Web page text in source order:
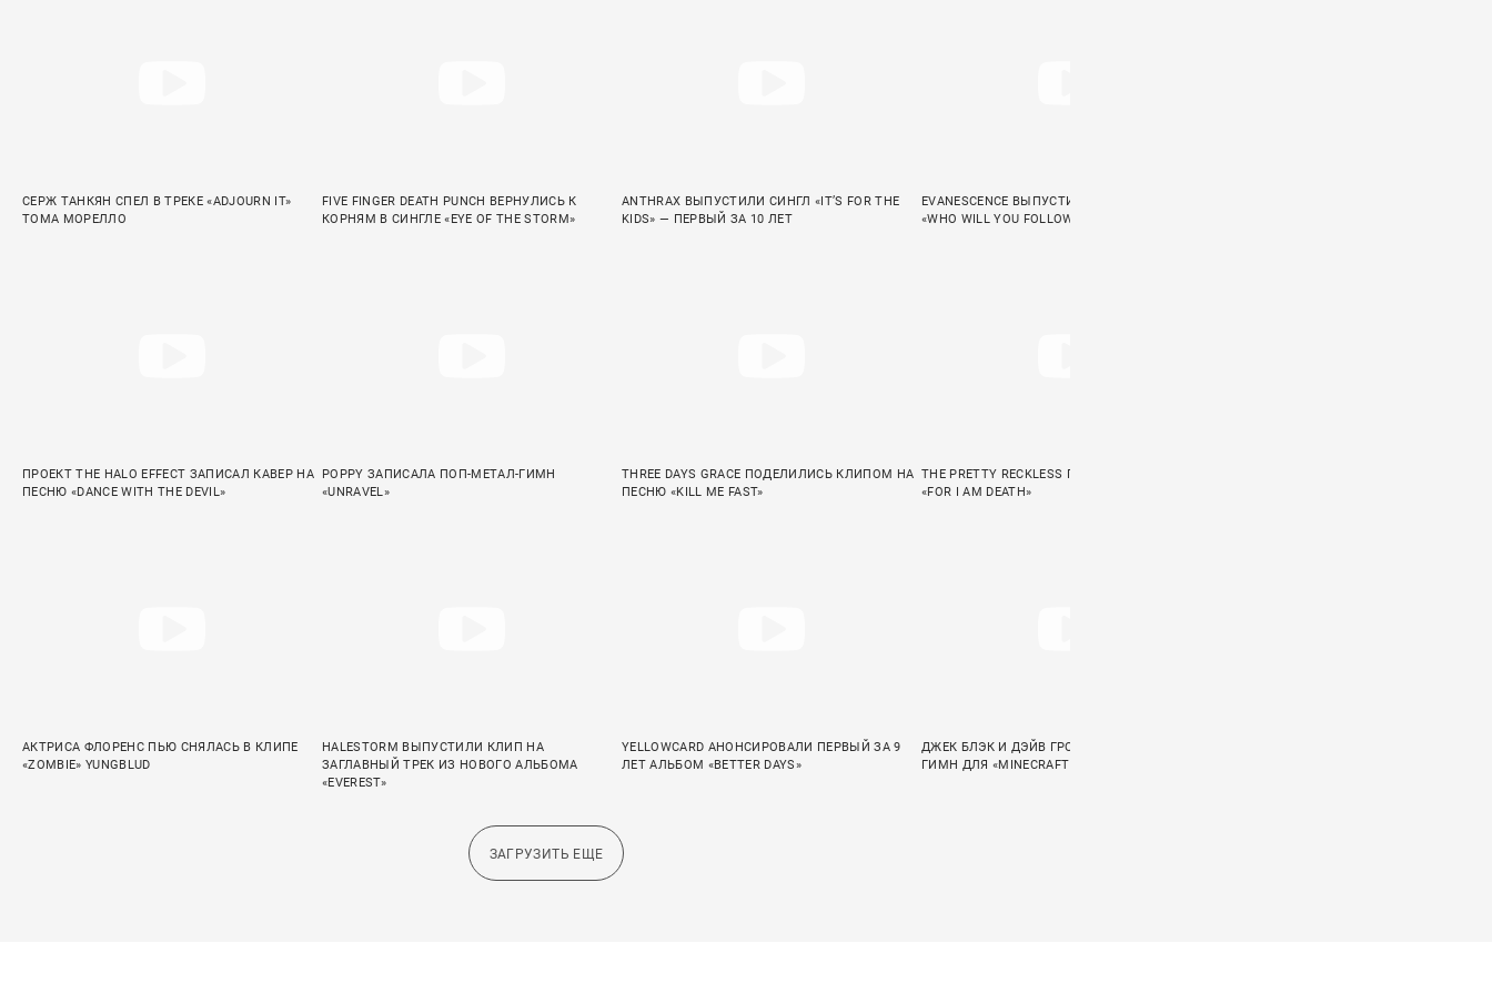
СЕРЖ ТАНКЯН СПЕЛ В ТРЕКЕ «ADJOURN IT»
ТОМА МОРЕЛЛО
FIVE FINGER DEATH PUNCH ВЕРНУЛИСЬ К
КОРНЯМ В СИНГЛЕ «EYE OF THE STORM»
ANTHRAX ВЫПУСТИЛИ СИНГЛ «IT’S FOR THE
KIDS» — ПЕРВЫЙ ЗА 10 ЛЕТ
EVANESCENCE ВЫПУСТИЛИ КЛИП НА ПЕСНЮ
«WHO WILL YOU FOLLOW»
ПРОЕКТ THE HALO EFFECT ЗАПИСАЛ КАВЕР НА
ПЕСНЮ «DANCE WITH THE DEVIL»
POPPY ЗАПИСАЛА ПОП-МЕТАЛ-ГИМН
«UNRAVEL»
THREE DAYS GRACE ПОДЕЛИЛИСЬ КЛИПОМ НА
ПЕСНЮ «KILL ME FAST»
THE PRETTY RECKLESS ПРЕЗЕНТОВАЛИ СИНГЛ
«FOR I AM DEATH»
АКТРИСА ФЛОРЕНС ПЬЮ СНЯЛАСЬ В КЛИПЕ
«ZOMBIE» YUNGBLUD
HALESTORM ВЫПУСТИЛИ КЛИП НА
ЗАГЛАВНЫЙ ТРЕК ИЗ НОВОГО АЛЬБОМА
«EVEREST»
YELLOWCARD АНОНСИРОВАЛИ ПЕРВЫЙ ЗА 9
ЛЕТ АЛЬБОМ «BETTER DAYS»
ДЖЕК БЛЭК И ДЭЙВ ГРОЛ ЗАПИСАЛИ РОК-
ГИМН ДЛЯ «MINECRAFT В КИНО»
ЗАГРУЗИТЬ ЕЩЕ